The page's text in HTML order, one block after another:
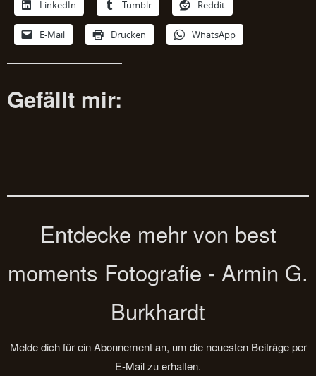
LinkedIn Tumblr Reddit
E-Mail Drucken WhatsApp
Gefällt mir:
Entdecke mehr von best
moments Fotografie - Armin G.
Burkhardt
Melde dich für ein Abonnement an, um die neuesten Beiträge per
E-Mail zu erhalten.